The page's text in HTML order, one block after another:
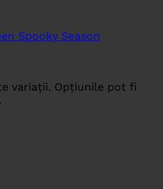
Spooky Season
variații. Opțiunile pot fi